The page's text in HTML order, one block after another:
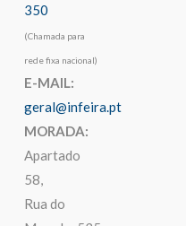
350
(Chamada para
rede fixa nacional)
E-MAIL:
geral@infeira.pt
MORADA:
Apartado
58,
Rua do